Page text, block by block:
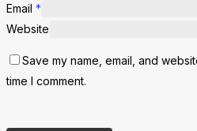
Email *
Website
Save my name, email, and
time I comment.